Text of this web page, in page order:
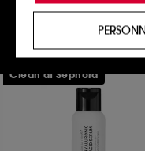
Ajouter au
Clean at Sephora
produits, des
proposer des
votre profil.
Cookies réseaux
utilisés pour
de vous plaire
sites tiers et sur
des pages que